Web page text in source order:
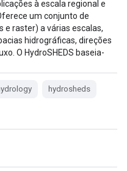
à escala regional e
um conjunto de
raster) a várias escalas,
hidrográficas, direções
O HydroSHEDS baseia-
hydrosheds